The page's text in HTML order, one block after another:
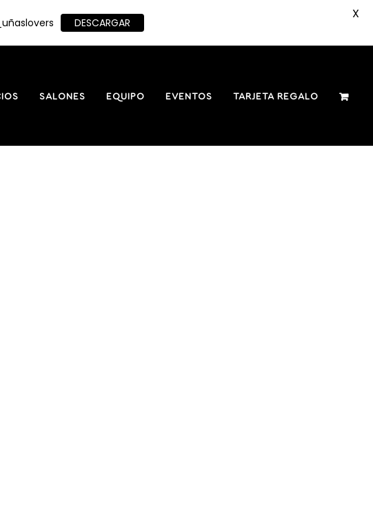
SALONES EQUIPO EVENTOS TARJETA REGALO
DESCARGAR
X